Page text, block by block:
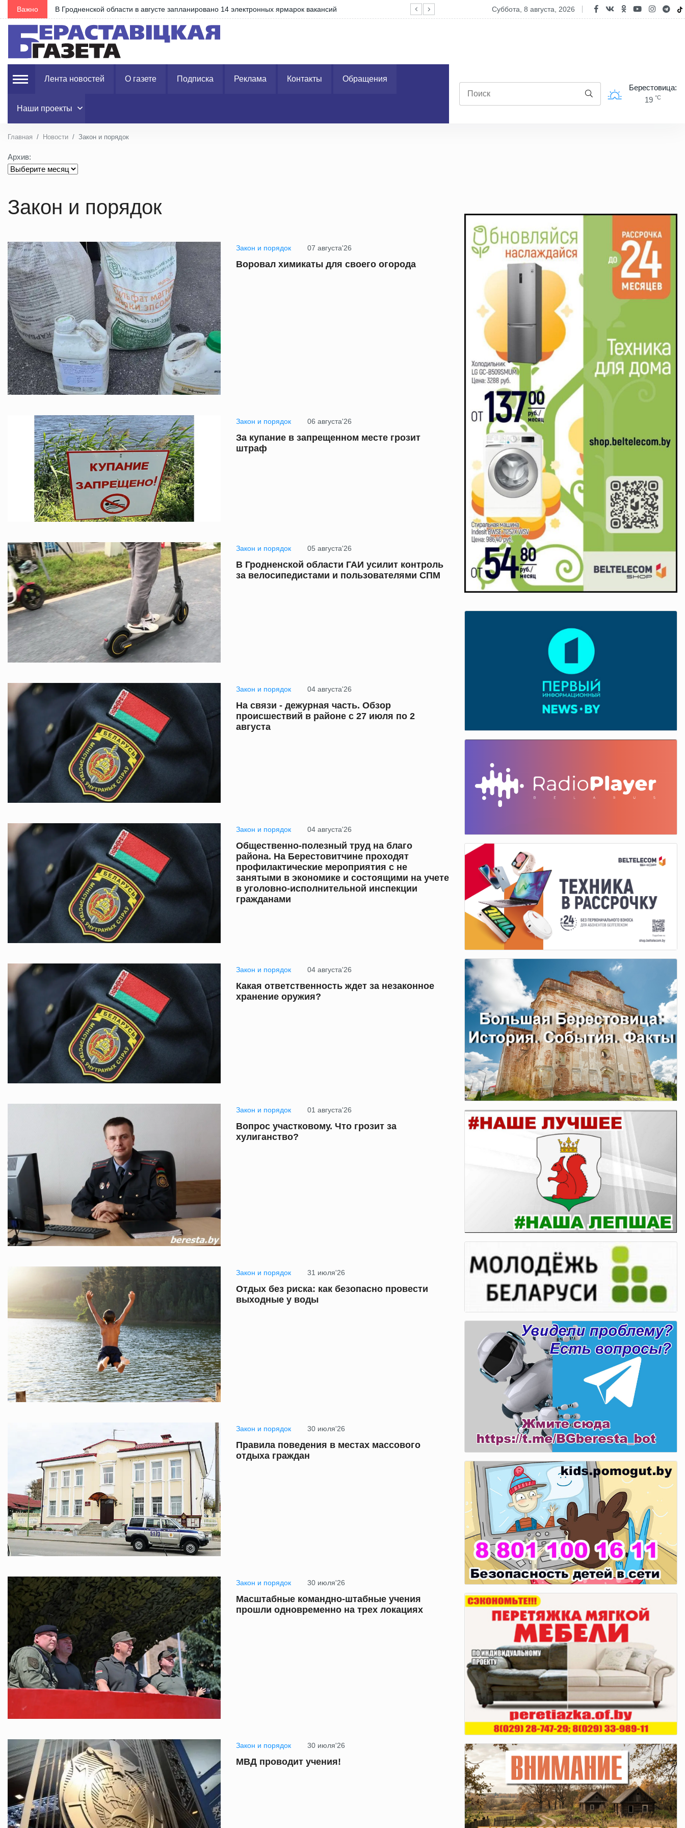
Важно В Гродненской области в августе запланировано 14 электронных ярмарок вакансий ГАИ усилила контроль на дорогах страны в выходные
суббота, 8 августа, 2026
Лента новостей О газете Подписка Реклама Контакты Обращения
Наши проекты
Берестовица:
19 °C
Главная Новости Закон и порядок
Архив:
Закон и порядок
Закон и порядок 07 августа'26
Воровал химикаты для своего огорода
Закон и порядок 06 августа'26
За купание в запрещенном месте грозит
штраф
Закон и порядок 05 августа'26
В Гродненской области ГАИ усилит контроль
за велосипедистами и пользователями СПМ
Закон и порядок 04 августа'26
На связи - дежурная часть. Обзор
происшествий в районе с 27 июля по 2
августа
Закон и порядок 04 августа'26
Общественно-полезный труд на благо
района. На Берестовитчине проходят
профилактические мероприятия с не
занятыми в экономике и состоящими на учете
в уголовно-исполнительной инспекции
гражданами
Закон и порядок 04 августа'26
Какая ответственность ждет за незаконное
хранение оружия?
Закон и порядок 01 августа'26
Вопрос участковому. Что грозит за
хулиганство?
Закон и порядок 31 июля'26
Отдых без риска: как безопасно провести
выходные у воды
Закон и порядок 30 июля'26
Правила поведения в местах массового
отдыха граждан
Закон и порядок 30 июля'26
Масштабные командно-штабные учения
прошли одновременно на трех локациях
Закон и порядок 30 июля'26
МВД проводит учения!